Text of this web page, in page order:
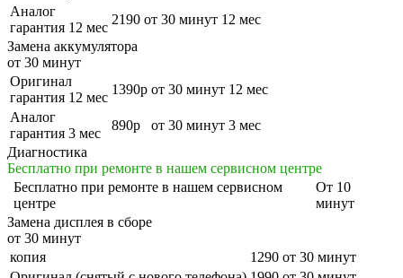
Аналог
гарантия 12 мес
2190 от 30 минут 12 мес
Замена аккумулятора
от 30 минут
Оригинал
гарантия 12 мес
1390р от 30 минут 12 мес
Аналог
гарантия 3 мес
890р от 30 минут 3 мес
Диагностика
Бесплатно при ремонте в нашем сервисном центре
Бесплатно при ремонте в нашем сервисном
центре
От 10
минут
Замена дисплея в сборе
от 30 минут
копия
1290 от 30 минут